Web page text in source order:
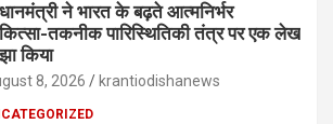
ने भारत के बढ़ते आत्मनिर्भर
तकनीक पारिस्थितिकी तंत्र पर एक लेख
किया
8, 2026 krantiodishanews